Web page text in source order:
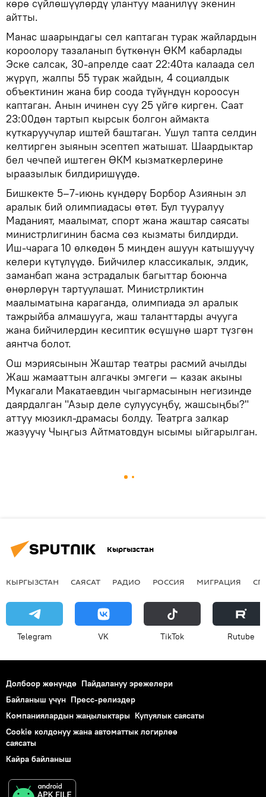
көрө сүйлөшүүлөрдү улантуу маанилүү экенин
айтты.
Манас шаарындагы сел каптаган турак жайлардын
короолору тазаланып бүткөнүн ӨКМ кабарлады
Эске салсак, 30-апрелде саат 22:40та калаада сел
жүрүп, жалпы 55 турак жайдын, 4 социалдык
объектинин жана бир соода түйүндүн короосун
каптаган. Анын ичинен суу 25 үйгө кирген. Саат
23:00дөн тартып кырсык болгон аймакта
куткаруучулар иштей баштаган. Ушул тапта селдин
келтирген зыянын эсептеп жатышат. Шаардыктар
бел чечпей иштеген ӨКМ кызматкерлерине
ыраазылык билдиришүүдө.
Бишкекте 5–7-июнь күндөрү Борбор Азиянын эл
аралык бий олимпиадасы өтөт. Бул тууралуу
Маданият, маалымат, спорт жана жаштар саясаты
министрлигинин басма сөз кызматы билдирди.
Иш-чарага 10 өлкөдөн 5 миңден ашуун катышуучу
келери күтүлүүдө. Бийчилер классикалык, элдик,
заманбап жана эстрадалык багыттар боюнча
өнөрлөрүн тартуулашат. Министрликтин
маалыматына караганда, олимпиада эл аралык
тажрыйба алмашууга, жаш таланттарды ачууга
жана бийчилердин кесиптик өсүшүнө шарт түзгөн
аянтча болот.
Ош мэриясынын Жаштар театры расмий ачылды
Жаш жамааттын алгачкы эмгеги — казак акыны
Мукагали Макатаевдин чыгармасынын негизинде
даярдалган "Азыр деле сулуусуңбу, жашсыңбы?"
аттуу мюзикл-драмасы болду. Театрга залкар
жазуучу Чыңгыз Айтматовдун ысымы ыйгарылган.
Кыргызстан
КЫРГЫЗСТАН САЯСАТ РАДИО РОССИЯ МИГРАЦИЯ
Telegram VK ТikТоk Rutube
Долбоор жөнүндө Пайдалануу эрежелери
Байланыш үчүн Пресс-релиздер
Компаниялардын жаңылыктары Купуялык саясаты
Cookie колдонуу жана автоматтык логирлөө
саясаты
Кайра байланыш